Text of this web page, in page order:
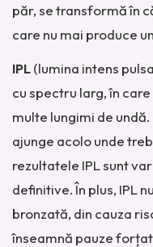
păr, se transformă în
care nu mai produce
IPL(lumina intens
cu spectru larg, în
multe lungimi de
ajunge acolo unde
rezultatele IPL sunt
definitive. În plus, IPL
bronzată, din cauza
înseamnă pauze